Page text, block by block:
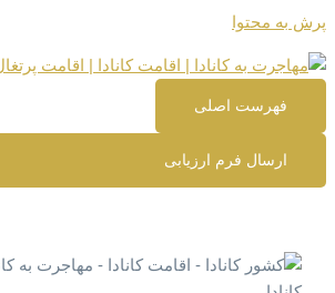
پرش به محتوا
فهرست اصلی
ارسال فرم ارزیابی